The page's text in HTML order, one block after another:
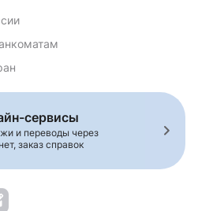
Ипотека для
Ипотека на вторичное
сервисы
и переводы через
заказ справок